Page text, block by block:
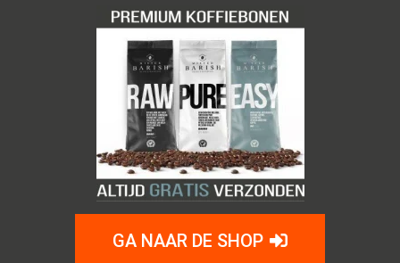
GA NAAR DE SHOP